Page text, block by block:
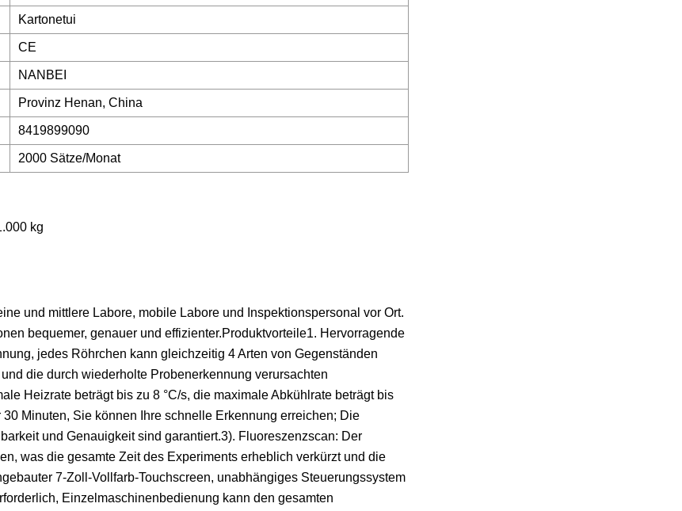
Kartonetui
CE
NANBEI
Provinz Henan, China
8419899090
2000 Sätze/Monat
kg
und mittlere Labore, mobile Labore und Inspektionspersonal vor Ort.
bequemer, genauer und effizienter.Produktvorteile1. Hervorragende
jedes Röhrchen kann gleichzeitig 4 Arten von Gegenständen
die durch wiederholte Probenerkennung verursachten
Heizrate beträgt bis zu 8 °C/s, die maximale Abkühlrate beträgt bis
Minuten, Sie können Ihre schnelle Erkennung erreichen; Die
und Genauigkeit sind garantiert.3). Fluoreszenzscan: Der
was die gesamte Zeit des Experiments erheblich verkürzt und die
7-Zoll-Vollfarb-Touchscreen, unabhängiges Steuerungssystem
Einzelmaschinenbedienung kann den gesamten